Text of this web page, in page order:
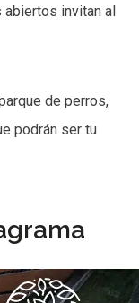
invitan al
de perros,
podrán ser tu